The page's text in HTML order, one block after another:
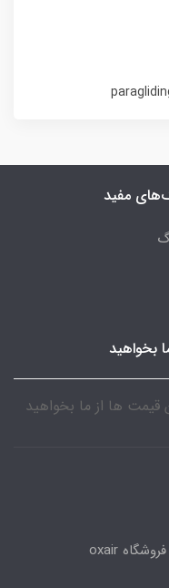
مفید
بخواهید
قیمت ها از ما بخواهید